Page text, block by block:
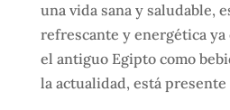
una vida sana y saludable,
refrescante y energética ya
el antiguo Egipto como
la actualidad, está presente